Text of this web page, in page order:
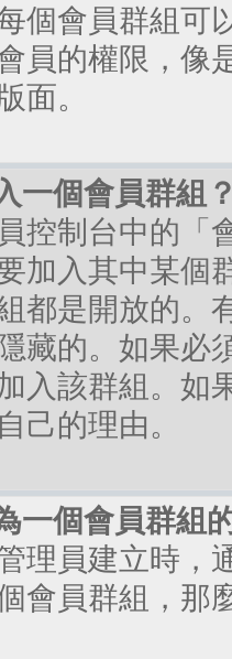
個會員群組可
員的權限，像
面。
一個會員群組
控制台中的「
加入其中某個
都是開放的。
藏的。如果必
入該群組。如
己的理由。
一個會員群組
理員建立時，
會員群組，那